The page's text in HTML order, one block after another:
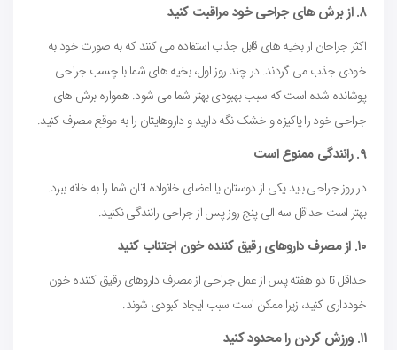
۸. از برش های جراحی خود مراقبت کنید
اکثر جراحان ار بخیه های قابل جذب استفاده می کنند که به صورت خود به
خودی جذب می گردند. در چند روز اول، بخیه های شما با چسب جراحی
پوشانده شده است که سبب بهبودی بهتر شما می شود. همواره برش های
جراحی خود را پاکیزه و خشک نگه دارید و داروهایتان را به موقع مصرف کنید.
۹. رانندگی ممنوع است
در روز جراحی باید یکی از دوستان یا اعضای خانواده اتان شما را به خانه ببرد.
بهتر است حداقل سه الی پنج روز پس از جراحی رانندگی نکنید.
۱۰. از مصرف داروهای رقیق کننده خون اجتناب کنید
حداقل تا دو هفته پس از عمل جراحی از مصرف داروهای رقیق کننده خون
خودداری کنید، زیرا ممکن است سبب ایجاد کبودی شوند.
۱۱. ورزش کردن را محدود کنید